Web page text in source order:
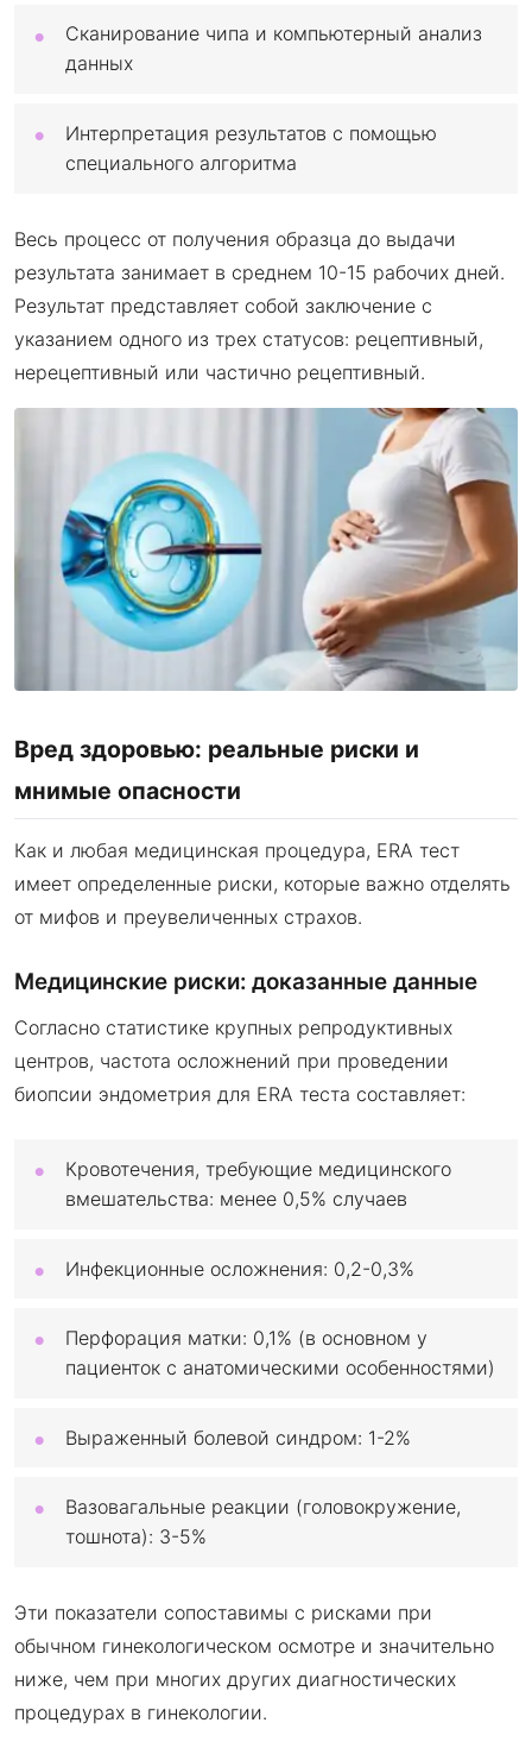
Сканирование чипа и компьютерный анализ
данных
Интерпретация результатов с помощью
специального алгоритма
Весь процесс от получения образца до выдачи
результата занимает в среднем 10-15 рабочих дней.
Результат представляет собой заключение с
указанием одного из трех статусов: рецептивный,
нерецептивный или частично рецептивный.
Вред здоровью: реальные риски и
мнимые опасности
Как и любая медицинская процедура, ERA тест
имеет определенные риски, которые важно отделять
от мифов и преувеличенных страхов.
Медицинские риски: доказанные данные
Согласно статистике крупных репродуктивных
центров, частота осложнений при проведении
биопсии эндометрия для ERA теста составляет:
Кровотечения, требующие медицинского
вмешательства: менее 0,5% случаев
Инфекционные осложнения: 0,2-0,3%
Перфорация матки: 0,1% (в основном у
пациенток с анатомическими особенностями)
Выраженный болевой синдром: 1-2%
Вазовагальные реакции (головокружение,
тошнота): 3-5%
Эти показатели сопоставимы с рисками при
обычном гинекологическом осмотре и значительно
ниже, чем при многих других диагностических
процедурах в гинекологии.